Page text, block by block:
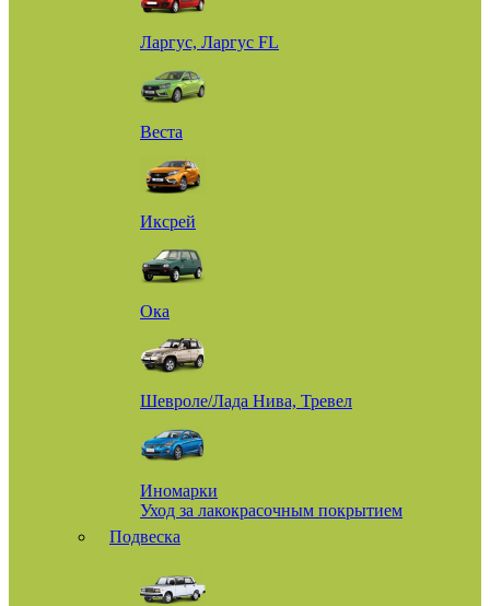
Ларгус, Ларгус FL
Веста
Иксрей
Ока
Шевроле/Лада Нива, Тревел
Иномарки
Уход за лакокрасочным покрытием
Подвеска